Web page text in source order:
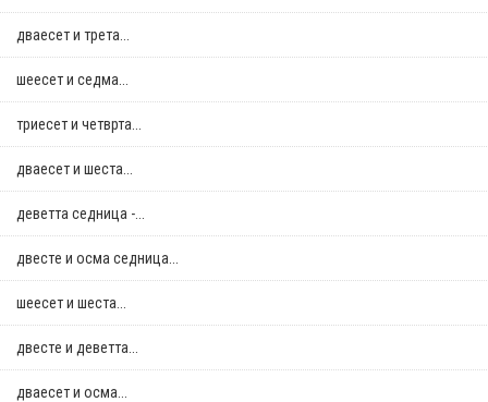
дваесет и трета...
шеесет и седма...
триесет и четврта...
дваесет и шеста...
деветта седница -...
двестe и осма седница...
шеесет и шеста...
двестe и деветта...
дваесет и осма...